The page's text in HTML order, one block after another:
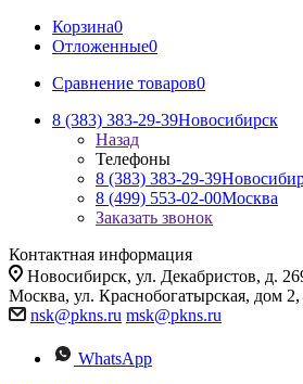
Корзина0
Отложенные0
Сравнение товаров0
8 (383) 383-29-39Новосибирск
Назад
Телефоны
8 (383) 383-29-39
8 (499) 553-02-00Москва
Заказать звонок
Контактная информация
Новосибирск, ул. Декабристов, д.
Москва, ул. Краснобогатырская, дом 2,
nsk@pkns.ru msk@pkns.ru
WhatsApp